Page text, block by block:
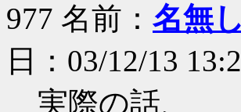
977 名前： 名無
日：03/12/13
実際の話、